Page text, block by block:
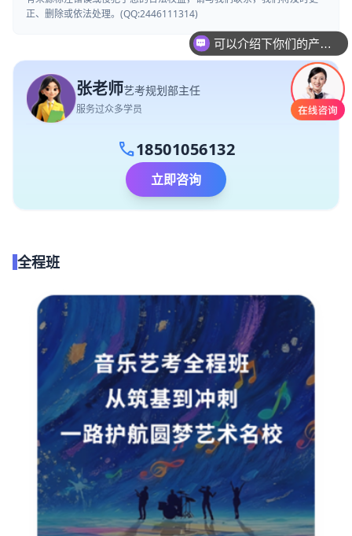
正、删除或依法处理。(QQ:2446111314)
张老师艺考规划部主任
服务过众多学员
call18501056132
立即咨询
全程班
你们是怎么收费的呢